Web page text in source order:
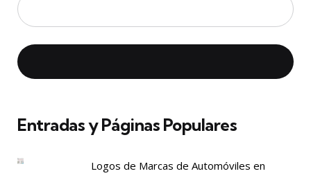
Entradas y Páginas Populares
Logos de Marcas de Automóviles en